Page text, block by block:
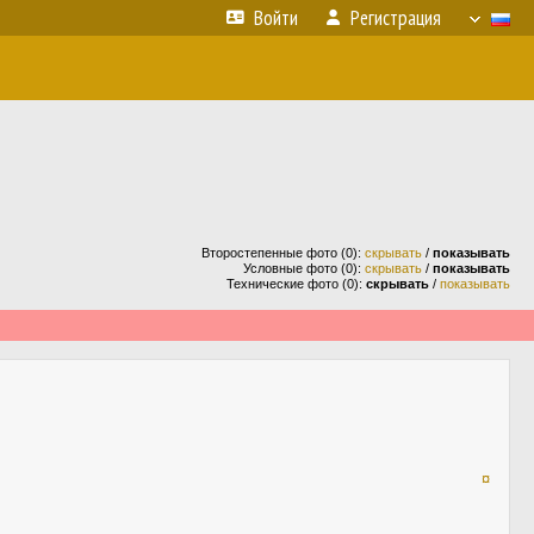
Войти Регистрация
Второстепенные фото (0): скрывать / показывать
Условные фото (0): скрывать / показывать
Технические фото (0): скрывать / показывать
¤